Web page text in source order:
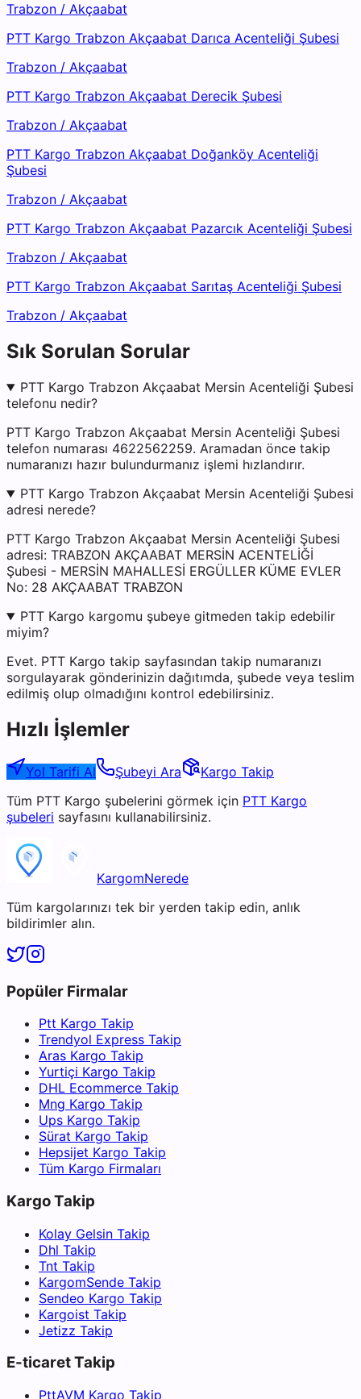
Trabzon / Akçaabat
PTT Kargo Trabzon Akçaabat Darıca Acenteliği Şubesi
Trabzon / Akçaabat
PTT Kargo Trabzon Akçaabat Derecik Şubesi
Trabzon / Akçaabat
PTT Kargo Trabzon Akçaabat Doğanköy Acenteliği
Şubesi
Trabzon / Akçaabat
PTT Kargo Trabzon Akçaabat Pazarcık Acenteliği Şubesi
Trabzon / Akçaabat
PTT Kargo Trabzon Akçaabat Sarıtaş Acenteliği Şubesi
Trabzon / Akçaabat
Sık Sorulan Sorular
PTT Kargo Trabzon Akçaabat Mersin Acenteliği Şubesi
telefonu nedir?
PTT Kargo Trabzon Akçaabat Mersin Acenteliği Şubesi
telefon numarası 4622562259. Aramadan önce takip
numaranızı hazır bulundurmanız işlemi hızlandırır.
PTT Kargo Trabzon Akçaabat Mersin Acenteliği Şubesi
adresi nerede?
PTT Kargo Trabzon Akçaabat Mersin Acenteliği Şubesi
adresi: TRABZON AKÇAABAT MERSİN ACENTELİĞİ
Şubesi - MERSİN MAHALLESİ ERGÜLLER KÜME EVLER
No: 28 AKÇAABAT TRABZON
PTT Kargo kargomu şubeye gitmeden takip edebilir
miyim?
Evet. PTT Kargo takip sayfasından takip numaranızı
sorgulayarak gönderinizin dağıtımda, şubede veya teslim
edilmiş olup olmadığını kontrol edebilirsiniz.
Hızlı İşlemler
Yol Tarifi Al Şubeyi Ara
Kargo Takip
Tüm PTT Kargo şubelerini görmek için PTT Kargo
şubeleri sayfasını kullanabilirsiniz.
KargomNerede
Tüm kargolarınızı tek bir yerden takip edin, anlık
bildirimler alın.
Popüler Firmalar
Ptt Kargo Takip
Trendyol Express Takip
Aras Kargo Takip
Yurtiçi Kargo Takip
DHL Ecommerce Takip
Mng Kargo Takip
Ups Kargo Takip
Sürat Kargo Takip
Hepsijet Kargo Takip
Tüm Kargo Firmaları
Kargo Takip
Kolay Gelsin Takip
Dhl Takip
Tnt Takip
KargomSende Takip
Sendeo Kargo Takip
Kargoist Takip
Jetizz Takip
E-ticaret Takip
PttAVM Kargo Takip